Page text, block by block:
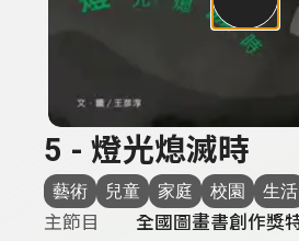
5 - 燈光熄滅時
藝術 兒童 家庭 校園 生活
主節目
全國圖畫書創作獎